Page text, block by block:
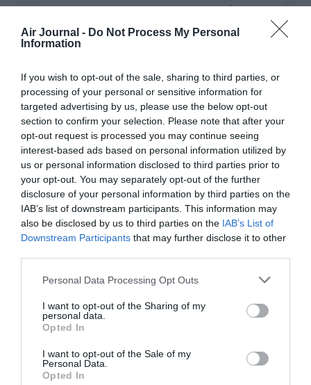
Air Journal - Do Not Process My Personal
Information
If you wish to opt-out of the sale, sharing to third parties, or
processing of your personal or sensitive information for
targeted advertising by us, please use the below opt-out
section to confirm your selection. Please note that after your
opt-out request is processed you may continue seeing
interest-based ads based on personal information utilized by
us or personal information disclosed to third parties prior to
your opt-out. You may separately opt-out of the further
disclosure of your personal information by third parties on the
IAB’s list of downstream participants. This information may
also be disclosed by us to third parties on the IAB’s List of
Downstream Participants that may further disclose it to other
Personal Data Processing Opt Outs
I want to opt-out of the Sharing of my
personal data.
Opted In
I want to opt-out of the Sale of my
Personal Data.
Opted In
10 h 03 min
il est sûr que pour les autruches comme
vous, il convient de faire un long exposé
pour illustrer la clientèle “moyenne” de
rayanair !
RÉPONDRE
LAISSER UN COMMENTAIRE
FAIRE UN DON
Soutenez Air Journal participez
à son